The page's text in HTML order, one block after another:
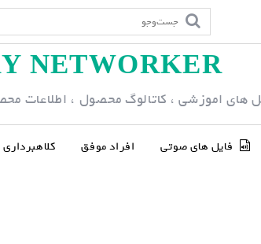
NETWORKER
های اموزشی ، کاتالوگ محصول ، اطلاعات
فایل های صوتی افراد موفق